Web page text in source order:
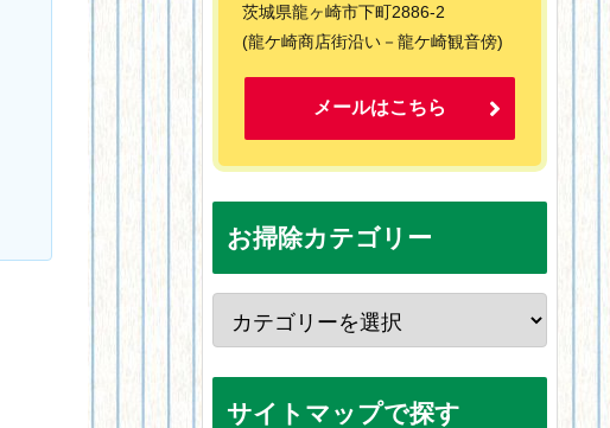
茨城県龍ヶ崎市下町2886-2
(龍ケ崎商店街沿い－龍ケ崎観音傍)
メールはこちら
お掃除カテゴリー
サイトマップで探す